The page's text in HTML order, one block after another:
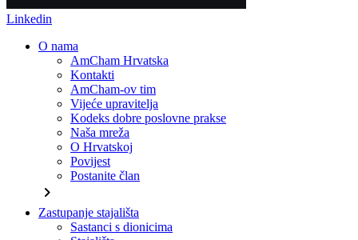
Linkedin
O nama
AmCham Hrvatska
Kontakti
AmCham-ov tim
Vijeće upravitelja
Kodeks dobre poslovne prakse
Naša mreža
O Hrvatskoj
Povijest
Postanite član
chevron_right
Zastupanje stajališta
Sastanci s dionicima